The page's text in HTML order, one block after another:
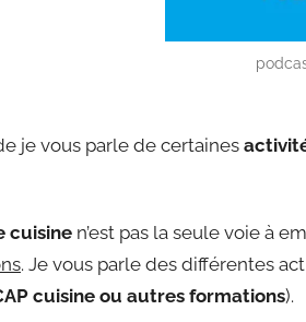
je vous parle de certaines
cuisine n’est pas la seule voie à
. Je vous parle des différentes
cuisine ou autres formations).